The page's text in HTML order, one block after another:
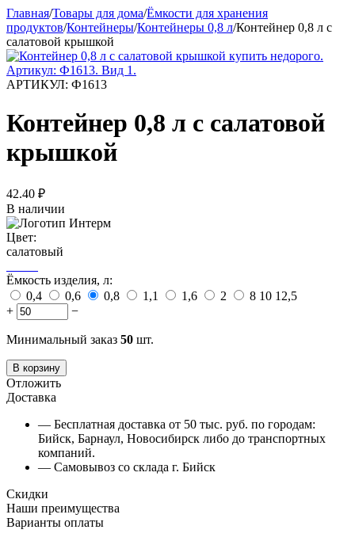
Главная/Товары для дома/Ёмкости для хранения
продуктов/Контейнеры/Контейнеры 0,8 л/Контейнер 0,8 л с
салатовой крышкой
АРТИКУЛ: Ф1613
Контейнер 0,8 л с салатовой
крышкой
42.40 ₽
В наличии
Цвет:
салатовый
Ёмкость изделия, л:
0,4
0,6 0,8 1,1 1,6 2 8 10 12,5
+
−
Минимальный заказ 50 шт.
В корзину
Отложить
Доставка
— Бесплатная доставка от 50 тыс. руб. по городам:
Бийск, Барнаул, Новосибирск либо до транспортных
компаний.
— Самовывоз со склада г. Бийск
Скидки
Наши преимущества
Варианты оплаты